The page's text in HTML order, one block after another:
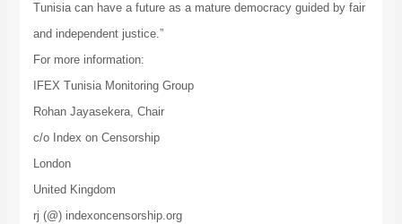
Tunisia can have a future as a mature democracy guided by fair
and independent justice.”
For more information:
IFEX Tunisia Monitoring Group
Rohan Jayasekera, Chair
c/o Index on Censorship
London
United Kingdom
rj (@) indexoncensorship.org